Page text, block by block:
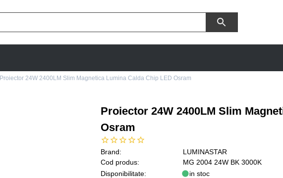
Proiector 24W 2400LM Slim Magnetica Lumina Calda Chip LED Osram
Proiector 24W 2400LM Slim
Osram
Brand:
LUMINASTAR
Cod produs:
MG 2004 24W BK 3000K
Disponibilitate:
in stoc